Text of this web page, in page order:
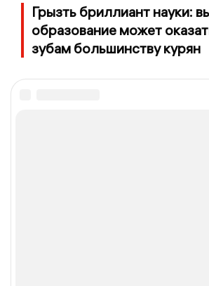
Грызть бриллиант науки:
образование может
зубам большинству курян